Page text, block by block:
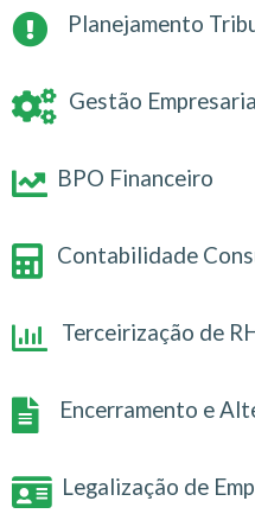
Planejamento
Gestão
BPO Financeiro
Contabilidade
Terceirização de
Encerramento e
Legalização de